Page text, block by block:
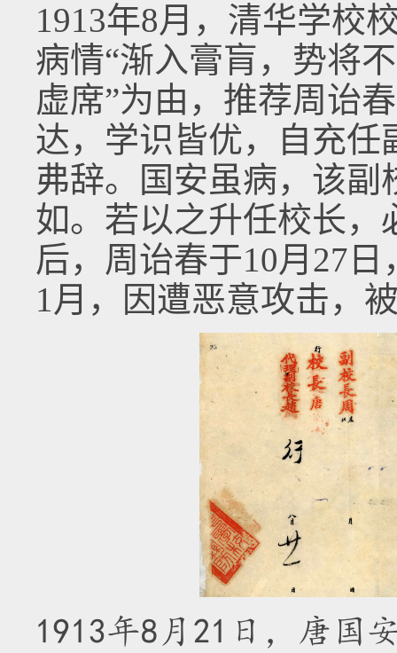
1913年8月，清华学校
病情“渐入膏肓，势将
虚席”为由，推荐周诒
达，学识皆优，自充任
弗辞。国安虽病，该
如。若以之升任校长，
后，周诒春于10月27
1月，因遭恶意攻击，
1913年8月21日，唐国